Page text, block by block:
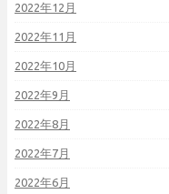
2022年12月
2022年11月
2022年10月
2022年9月
2022年8月
2022年7月
2022年6月